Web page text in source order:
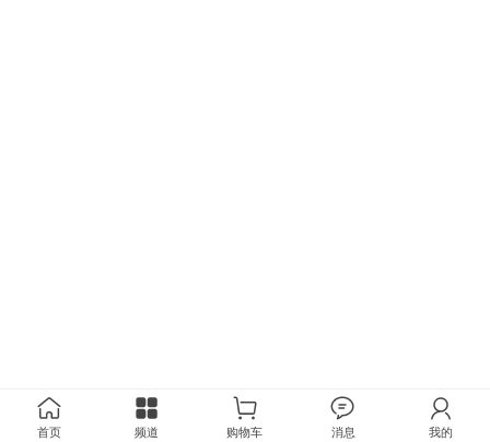
首页 频道 购物车 消息 我的